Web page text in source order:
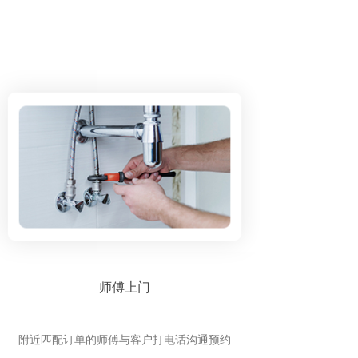
师傅上门
附近匹配订单的师傅与客户打电话沟通预约